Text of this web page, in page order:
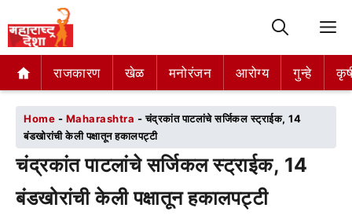
राजकारण खेळ मनोरंजन आरोग्य गुन्हे
राजकारण खेळ मनोरंजन आरोग्य गुन्हे
Home - Maharashtra -चंद्रकांत पाटलांचे सर्जिकल स्ट्राईक, 14
बंडखोरांची केली पक्षातून हकालपट्टी
चंद्रकांत पाटलांचे सर्जिकल स्ट्राईक, 14
बंडखोरांची केली पक्षातून हकालपट्टी